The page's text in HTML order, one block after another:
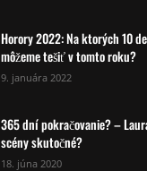
Horory 2022: Na ktorých 10
môžeme tešiť v tomto roku?
9. januára 2022
365 dní pokračovanie? –
scény skutočné?
18. júna 2020